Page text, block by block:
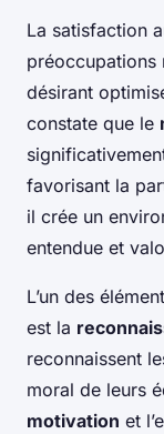
La satisfaction
préoccupations
désirant
constate que le
favorisant la
il crée un
entendue et
L’un des
est la
reconnaissent
moral de leurs
motivation et